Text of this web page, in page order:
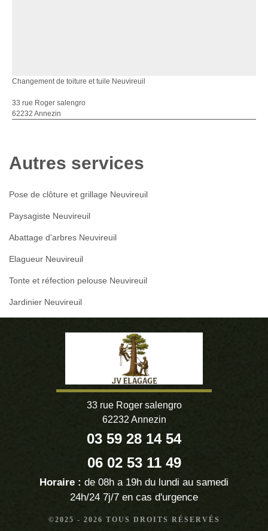
Changement de toiture et tuile Neuvireuil
33 rue Roger salengro
62232 Annezin
Autres services
Pose de clôture et grillage Neuvireuil
Paysagiste Neuvireuil
Abattage d'arbres Neuvireuil
Elagueur Neuvireuil
Tonte et réfection pelouse Neuvireuil
Jardinier Neuvireuil
33 rue Roger salengro
62232 Annezin
03 59 28 14 54
06 02 53 11 49
Horaire : de 08h a 19h du lundi au samedi
24h/24 7j/7 en cas d'urgence
©2025 - 2026 TOUS DROITS RÉSERVÉS